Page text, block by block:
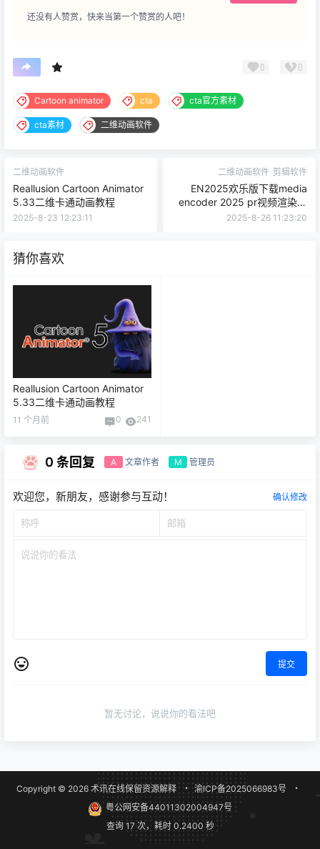
还没有人赞赏，快来当第一个赞赏的人吧！
0 0
Cartoon animator cta cta官方素材
cta素材 二维动画软件
二维动画软件
Reallusion Cartoon Animator
5.33二维卡通动画教程
2025-8-23 12:23:11
二维动画软件 剪辑软件
EN2025欢乐版下载media
encoder 2025 pr视频渲染伴
侣插件
2025-8-26 11:23:20
猜你喜欢
Reallusion Cartoon Animator
5.33二维卡通动画教程
11 个月前 0 241
0 条回复 A 文章作者 M 管理员
欢迎您，新朋友，感谢参与互动！ 确认修改
提交
暂无讨论，说说你的看法吧
Copyright © 2026术讯在线保留资源解释 ・ 渝ICP备2025066983号
・
粤公网安备44011302004947号
查询 17 次，耗时 0.2400 秒